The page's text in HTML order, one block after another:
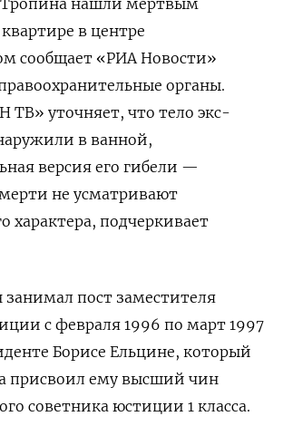
Тропина нашли мёртвым
в центре
сообщает «РИА Новости»
органы.
ТВ» уточняет, что тело экс-
в ванной,
версия его гибели —
не усматривают
характера, подчеркивает
занимал пост заместителя
с февраля 1996 по март 1997
Борисе Ельцине, который
присвоил ему высший чин
советника юстиции 1 класса.